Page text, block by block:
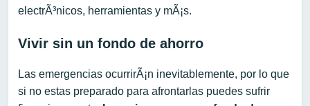
electrÃ³nicos, herramientas y mÃ¡s.
Vivir sin un fondo de ahorro
Las emergencias ocurrirÃ¡n inevitablemente, por lo que
si no estas preparado para afrontarlas puedes sufrir